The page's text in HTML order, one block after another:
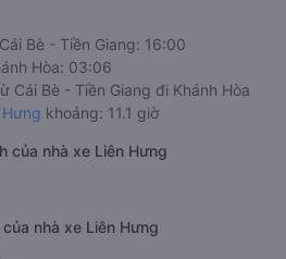
những nhà xe hàng đầu hoạt
đi Khánh Hòa từ Cái Bè - Tiền
tại, nhà xe không ngừng cải tiến và
mới nhằm đáp ứng tốt nhất nhu
Nhà xe Liên Hưng đi Khánh Hòa từ
dụng 100% xe hạng sang, đời mới.
đủ với sạc pin, ổ cắm điện, điều